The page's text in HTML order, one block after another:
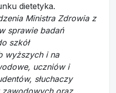
dietetyka.
Ministra Zdrowia z
sprawie badań
szkół
wyższych i na
uczniów i
słuchaczy